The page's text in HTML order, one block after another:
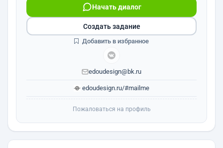
Начать диалог
edoudesign@bk.ru
edoudesign.ru/#mailme
Создать задание
Добавить в избранное
Пожаловаться на профиль